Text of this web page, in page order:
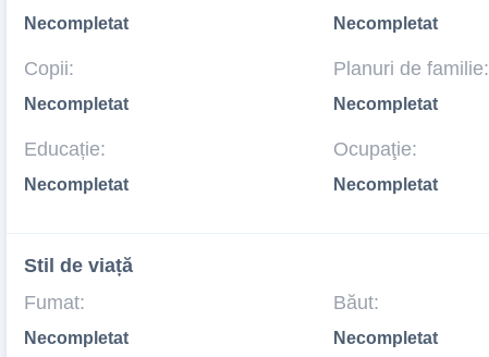
Necompletat Necompletat
Copii:
Necompletat
Planuri de familie:
Necompletat
Educație:
Necompletat
Ocupaţie:
Necompletat
Stil de viață
Fumat:
Necompletat
Băut:
Necompletat